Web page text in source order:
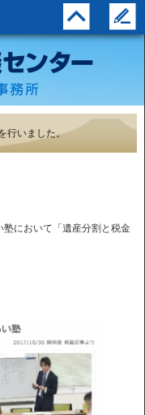
行いました。
塾において「遺産分割と税金